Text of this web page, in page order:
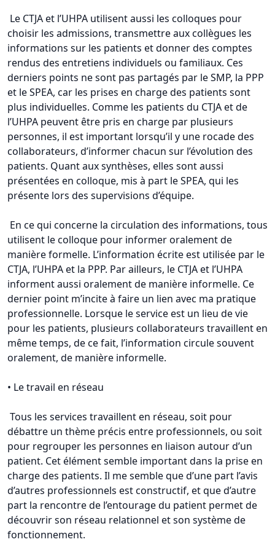
Le CTJA et l’UHPA utilisent aussi les colloques pour
choisir les admissions, transmettre aux collègues les
informations sur les patients et donner des comptes
rendus des entretiens individuels ou familiaux. Ces
derniers points ne sont pas partagés par le SMP, la PPP
et le SPEA, car les prises en charge des patients sont
plus individuelles. Comme les patients du CTJA et de
l’UHPA peuvent être pris en charge par plusieurs
personnes, il est important lorsqu’il y une rocade des
collaborateurs, d’informer chacun sur l’évolution des
patients. Quant aux synthèses, elles sont aussi
présentées en colloque, mis à part le SPEA, qui les
présente lors des supervisions d’équipe.
En ce qui concerne la circulation des informations, tous
utilisent le colloque pour informer oralement de
manière formelle. L’information écrite est utilisée par le
CTJA, l’UHPA et la PPP. Par ailleurs, le CTJA et l’UHPA
informent aussi oralement de manière informelle. Ce
dernier point m’incite à faire un lien avec ma pratique
professionnelle. Lorsque le service est un lieu de vie
pour les patients, plusieurs collaborateurs travaillent en
même temps, de ce fait, l’information circule souvent
oralement, de manière informelle.
• Le travail en réseau
Tous les services travaillent en réseau, soit pour
débattre un thème précis entre professionnels, ou soit
pour regrouper les personnes en liaison autour d’un
patient. Cet élément semble important dans la prise en
charge des patients. Il me semble que d’une part l’avis
d’autres professionnels est constructif, et que d’autre
part la rencontre de l’entourage du patient permet de
découvrir son réseau relationnel et son système de
fonctionnement.